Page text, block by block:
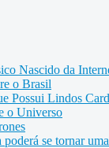
Nascido da
o Brasil
Possui Lindos
o Universo
se tornar